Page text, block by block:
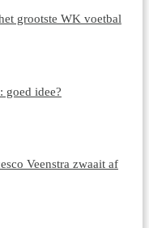
grootste WK voetbal
goed idee?
Veenstra zwaait af